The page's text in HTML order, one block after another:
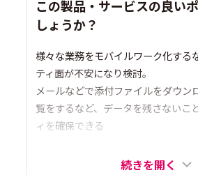
この製品・サービスの良い
しょうか？
様々な業務をモバイルワーク化する
ティ面が不安になり検討。
メールなどで添付ファイルをダウン
覧をするなど、データを残さないこ
ィを確保できる
続きを開く